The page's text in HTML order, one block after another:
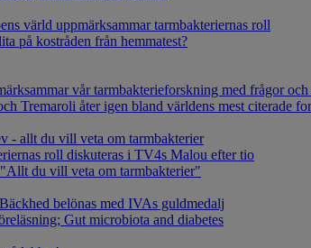
värld uppmärksammar tarmbakteriernas roll
på kostråden från hemmatest?
vår tarmbakterieforskning med frågor och
Tremaroli åter igen bland världens mest citerade
- allt du vill veta om tarmbakterier
roll diskuteras i TV4s Malou efter tio
du vill veta om tarmbakterier"
belönas med IVAs guldmedalj
Gut microbiota and diabetes